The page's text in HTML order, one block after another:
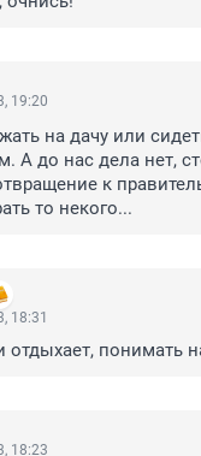
19:20
на дачу или
А до нас дела нет,
к
то некого...
18:31
отдыхает, понимать
18:23